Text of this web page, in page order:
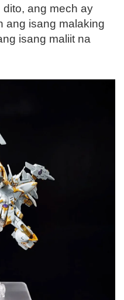
ang mech ay
ang isang malaking
isang maliit na